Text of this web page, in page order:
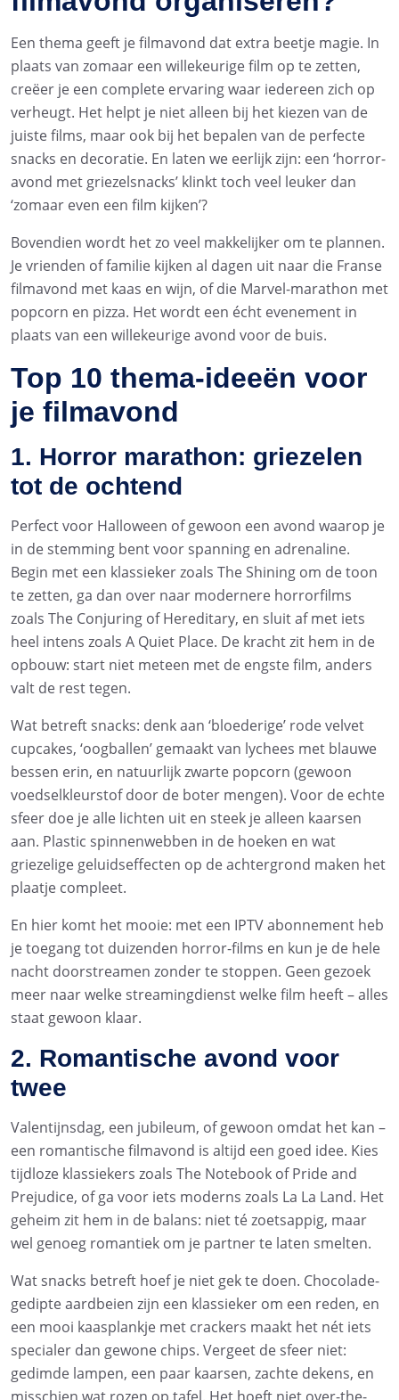
Een thema geeft je filmavond dat extra beetje magie. In
plaats van zomaar een willekeurige film op te zetten,
creëer je een complete ervaring waar iedereen zich op
verheugt. Het helpt je niet alleen bij het kiezen van de
juiste films, maar ook bij het bepalen van de perfecte
snacks en decoratie. En laten we eerlijk zijn: een ‘horror-
avond met griezelsnacks’ klinkt toch veel leuker dan
‘zomaar even een film kijken’?
Bovendien wordt het zo veel makkelijker om te plannen.
Je vrienden of familie kijken al dagen uit naar die Franse
filmavond met kaas en wijn, of die Marvel-marathon met
popcorn en pizza. Het wordt een écht evenement in
plaats van een willekeurige avond voor de buis.
Top 10 thema-ideeën voor
je filmavond
1. Horror marathon: griezelen
tot de ochtend
Perfect voor Halloween of gewoon een avond waarop je
in de stemming bent voor spanning en adrenaline.
Begin met een klassieker zoals The Shining om de toon
te zetten, ga dan over naar modernere horrorfilms
zoals The Conjuring of Hereditary, en sluit af met iets
heel intens zoals A Quiet Place. De kracht zit hem in de
opbouw: start niet meteen met de engste film, anders
valt de rest tegen.
Wat betreft snacks: denk aan ‘bloederige’ rode velvet
cupcakes, ‘oogballen’ gemaakt van lychees met blauwe
bessen erin, en natuurlijk zwarte popcorn (gewoon
voedselkleurstof door de boter mengen). Voor de echte
sfeer doe je alle lichten uit en steek je alleen kaarsen
aan. Plastic spinnenwebben in de hoeken en wat
griezelige geluidseffecten op de achtergrond maken het
plaatje compleet.
En hier komt het mooie: met een IPTV abonnement heb
je toegang tot duizenden horror-films en kun je de hele
nacht doorstreamen zonder te stoppen. Geen gezoek
meer naar welke streamingdienst welke film heeft – alles
staat gewoon klaar.
2. Romantische avond voor
twee
Valentijnsdag, een jubileum, of gewoon omdat het kan –
een romantische filmavond is altijd een goed idee. Kies
tijdloze klassiekers zoals The Notebook of Pride and
Prejudice, of ga voor iets moderns zoals La La Land. Het
geheim zit hem in de balans: niet té zoetsappig, maar
wel genoeg romantiek om je partner te laten smelten.
Wat snacks betreft hoef je niet gek te doen. Chocolade-
gedipte aardbeien zijn een klassieker om een reden, en
een mooi kaasplankje met crackers maakt het nét iets
specialer dan gewone chips. Vergeet de sfeer niet:
gedimde lampen, een paar kaarsen, zachte dekens, en